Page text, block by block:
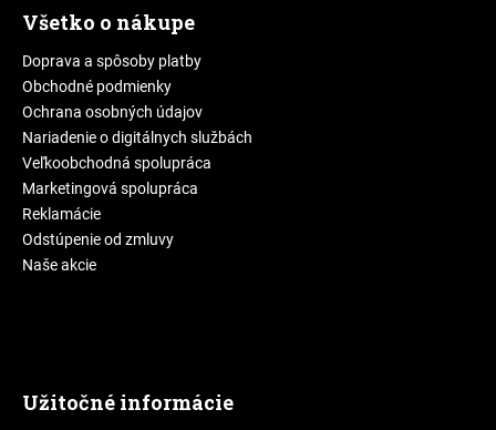
Všetko o nákupe
Doprava a spôsoby platby
Obchodné podmienky
Ochrana osobných údajov
Nariadenie o digitálnych službách
Veľkoobchodná spolupráca
Marketingová spolupráca
Reklamácie
Odstúpenie od zmluvy
Naše akcie
Užitočné informácie